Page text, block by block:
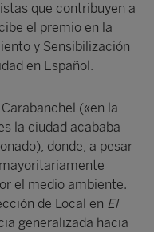
que contribuyen a
el premio en la
y Sensibilización
en Español.
(«en la
la ciudad acababa
donde, a pesar
el medio ambiente.
de Local en El
generalizada hacia